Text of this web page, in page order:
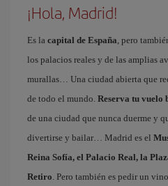
¡Hola, Madrid!
Es la capital de España, pero
los palacios reales y de las amplias
murallas… Una ciudad abierta que
de todo el mundo. Reserva tu
de una ciudad que nunca duerme y
divertirse y bailar… Madrid es el
Reina Sofía, el Palacio Real, la
Retiro. Pero también es pedir un